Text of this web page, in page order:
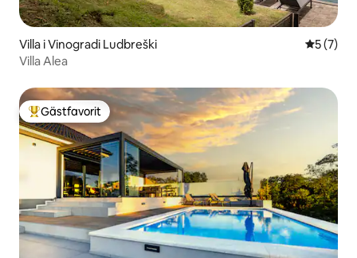
Villa i Vinogradi Ludbreški 5 av 5 i
5 (7)
Villa Alea
Populär gästfavorit
Gästfavorit